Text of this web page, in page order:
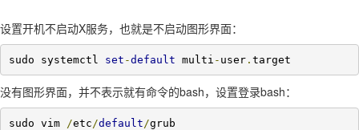
设置开机不启动X服务，也就是不启动图形界面：
sudo systemctl set -default multi - user. target
没有图形界面，并不表示就有命令的bash，设置登录bash：
sudo vim /etc /default /